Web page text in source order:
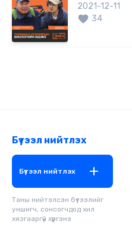
2021-12-11
34
Бүтээл нийтлэх
Бүтээл нийтлэх
Таны нийтэлсэн бүтээлийг
уншигч, сонсогчдод хил
хязгааргүй хүргэнэ